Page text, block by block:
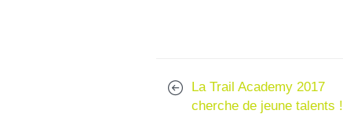
La Trail Academy 2017
cherche de jeune talents !